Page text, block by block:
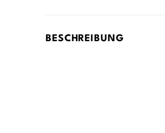
BESCHREIBUNG